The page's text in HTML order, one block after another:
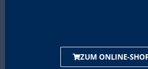
ZUM ONLINE-